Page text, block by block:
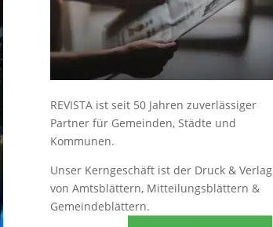
REVISTA ist seit 50 Jahren zuverlässiger
Partner für Gemeinden, Städte und
Kommunen.
Unser Kerngeschäft ist der Druck & Verlag
von Amtsblättern, Mitteilungsblättern &
Gemeindeblättern.